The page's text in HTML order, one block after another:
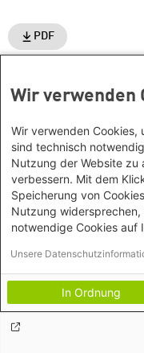
PDF
Dieser Beitrag steht
Urheberrechtslizenz:
Petra-Kelly-
Bayerisches
Wir verwenden
Wir verwenden Cookies,
sind technisch
Nutzung der Website zu
verbessern. Mit dem
Speicherung von
Nutzung
notwendige Cookies auf
Unsere
In Ordnung